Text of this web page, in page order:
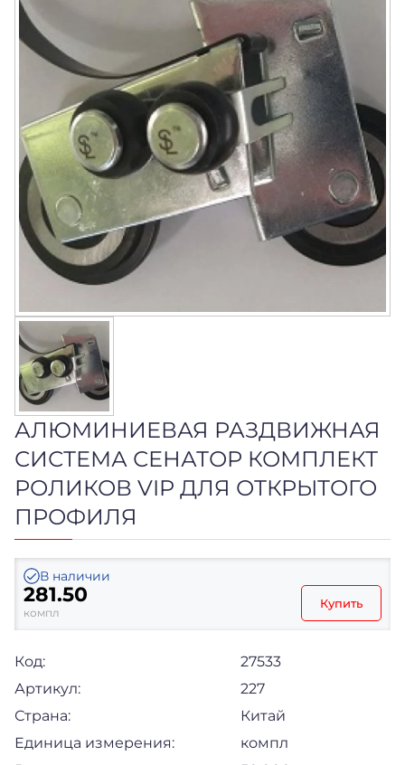
АЛЮМИНИЕВАЯ РАЗДВИЖНАЯ
СИСТЕМА СЕНАТОР КОМПЛЕКТ
РОЛИКОВ VIP ДЛЯ ОТКРЫТОГО
ПРОФИЛЯ
В наличии
281.50
компл
Купить
Код:
27533
Артикул:
227
Страна:
Китай
Единица измерения:
компл